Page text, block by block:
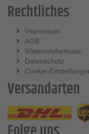
Rechtliches
Impressum
AGB
Widerrufsformular
Datenschutz
Cookie-
Versandarten